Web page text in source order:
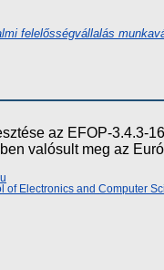
felelősségvállalás
az EFOP-
valósult meg az
of Electronics and Computer